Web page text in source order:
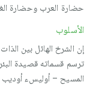
حضارة العرب وحضارة
الأسلوب
إن الشرخ الهائل بين
ترسم قسماته قصيدة
المسيح – أوليسء